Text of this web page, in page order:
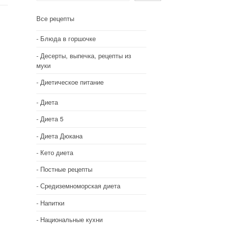
Все рецепты
Блюда в горшочке
Десерты, выпечка, рецепты из
муки
Диетическое питание
Диета
Диета 5
Диета Дюкана
Кето диета
Постные рецепты
Средиземноморская диета
Напитки
Национальные кухни